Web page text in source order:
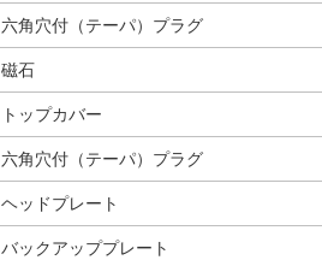
六角穴付（テーパ）プラグ
磁石
トップカバー
六角穴付（テーパ）プラグ
ヘッドプレート
バックアッププレート